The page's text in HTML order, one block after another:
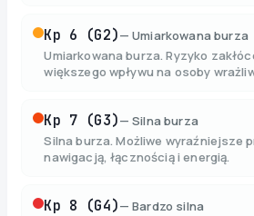
Kp 6 (G2)—Umiarkowana burza
Umiarkowana burza. Ryzyko
większego wpływu na osoby
Kp 7 (G3)—Silna burza
Silna burza. Możliwe wyraźniejsze
nawigacją, łącznością i energią.
Kp 8 (G4)—Bardzo silna